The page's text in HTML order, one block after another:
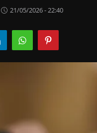
21/05/2026 - 22:40